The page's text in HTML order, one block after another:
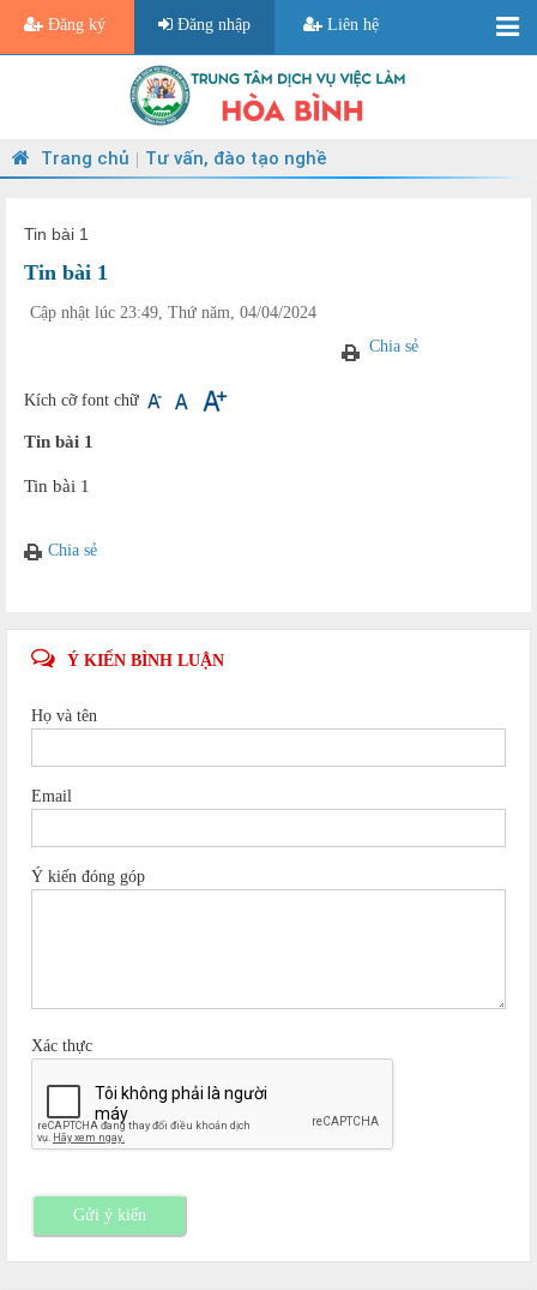
Đăng ký Đăng nhập Liên hệ
Trang chủ Tư vấn, đào tạo nghề
Tin bài 1
Tin bài 1
Cập nhật lúc 23:49, Thứ năm, 04/04/2024
Chia sẻ
Kích cỡ font chữ
Tin bài 1
Tin bài 1
Chia sẻ
Ý KIẾN BÌNH LUẬN
Họ và tên
Email
Ý kiến đóng góp
Xác thực
Gửi ý kiến